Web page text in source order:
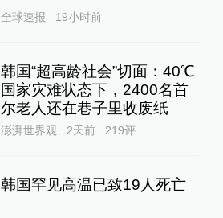
全球速报 19小时前
韩国“超高龄社会”切面：40℃
国家灾难状态下，2400名首
尔老人还在巷子里收废纸
澎湃世界观 2天前 219评
韩国罕见高温已致19人死亡